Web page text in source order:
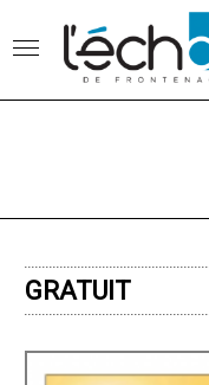
GRATUIT